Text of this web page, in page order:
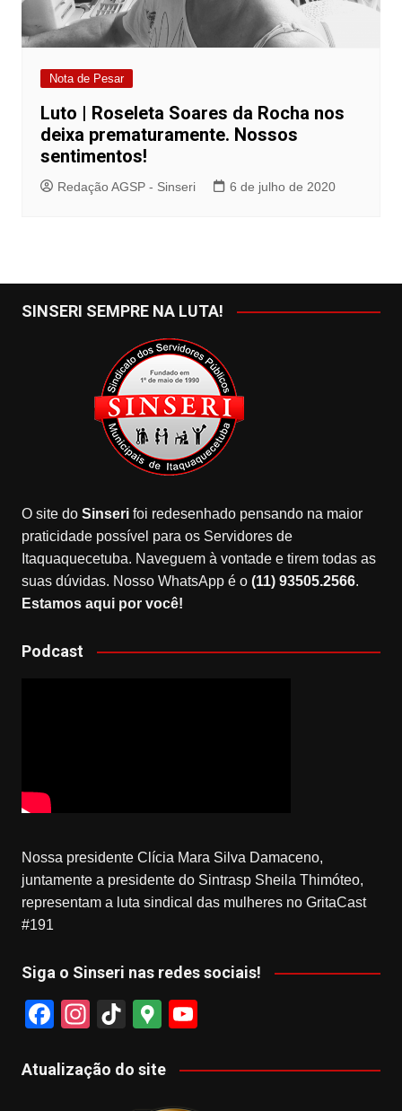
Nota de Pesar
Luto | Roseleta Soares da Rocha nos
deixa prematuramente. Nossos
sentimentos!
Redação AGSP - Sinseri 6 de julho de 2020
SINSERI SEMPRE NA LUTA!
O site do Sinserifoi redesenhado pensando na maior
praticidade possível para os Servidores de
Itaquaquecetuba. Naveguem à vontade e tirem todas as
suas dúvidas. Nosso WhatsApp é o (11) 93505.2566.
Estamos aqui por você!
Podcast
Nossa presidente Clícia Mara Silva Damaceno,
juntamente a presidente do Sintrasp Sheila Thimóteo,
representam a luta sindical das mulheres no GritaCast
#191
Siga o Sinseri nas redes sociais!
F
c
In
a
Ti
T
G
o
gl
u
Atualização do site